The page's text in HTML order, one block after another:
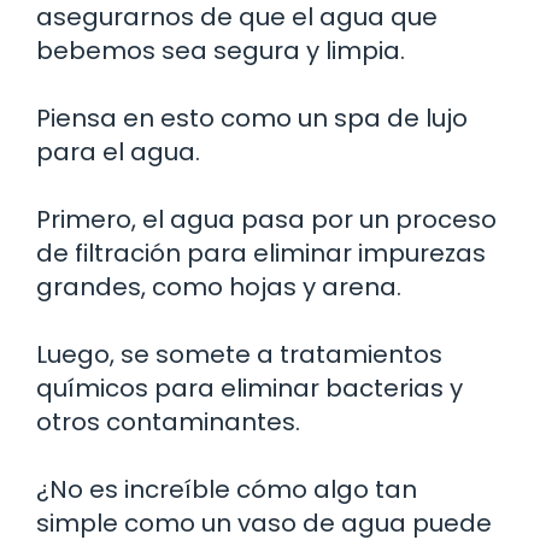
asegurarnos de que el agua que
bebemos sea segura y limpia.
Piensa en esto como un spa de lujo
para el agua.
Primero, el agua pasa por un proceso
de filtración para eliminar impurezas
grandes, como hojas y arena.
Luego, se somete a tratamientos
químicos para eliminar bacterias y
otros contaminantes.
¿No es increíble cómo algo tan
simple como un vaso de agua puede